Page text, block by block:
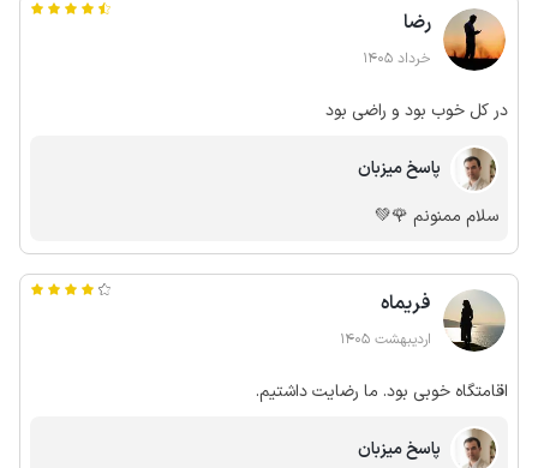
رضا
خرداد 1405
در کل خوب بود و راضی بود
پاسخ میزبان
سلام ممنونم 🌹💚
فریماه
اردیبهشت 1405
اقامتگاه خوبی بود. ما رضایت داشتیم.
پاسخ میزبان